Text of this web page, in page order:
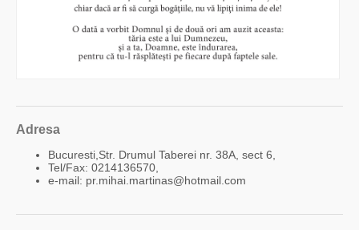
Adresa
Bucuresti,Str. Drumul Taberei nr. 38A, sect 6,
Tel/Fax: 0214136570,
e-mail: pr.mihai.martinas@hotmail.com